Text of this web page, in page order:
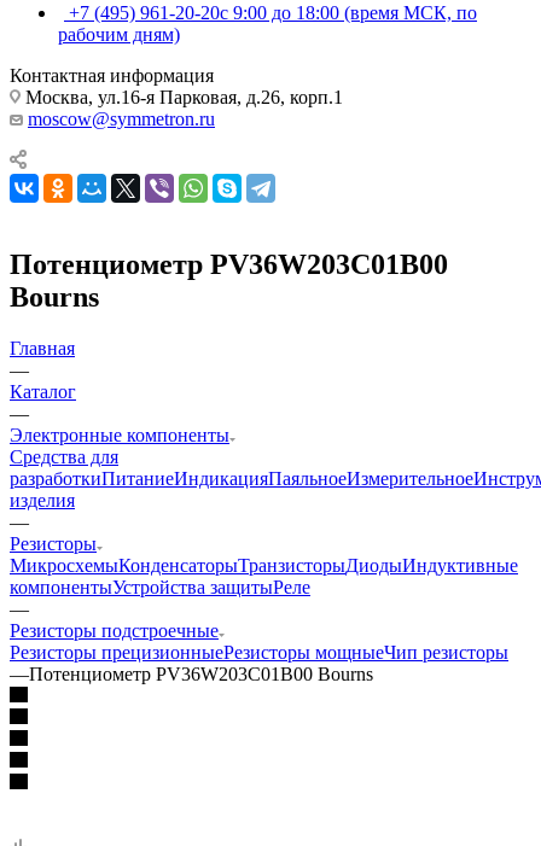
+7 (495) 961-20-20с 9:00 до 18:00 (время МСК, по
рабочим дням)
Контактная информация
Москва, ул.16-я Парковая, д.26, корп.1
moscow@symmetron.ru
Потенциометр PV36W203C01B00
Bourns
Главная
—
Каталог
—
Электронные компоненты
Средства для
разработкиПитаниеИндикацияПаяльноеИзмерительное
изделия
—
Резисторы
МикросхемыКонденсаторыТранзисторыДиодыИндуктивные
компонентыУстройства защитыРеле
—
Резисторы подстроечные
Резисторы прецизионныеРезисторы мощныеЧип резисторы
—Потенциометр PV36W203C01B00 Bourns